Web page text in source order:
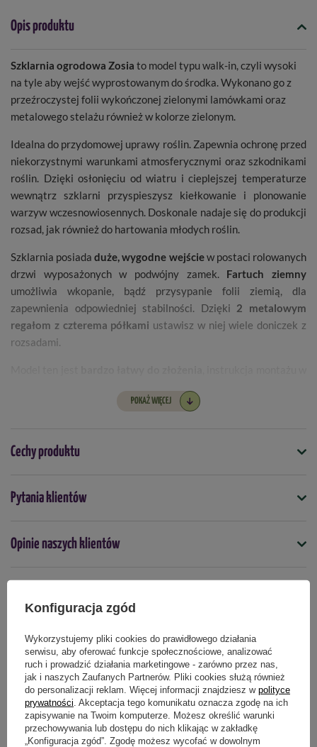
Opis produktu
Szklarnia ogrodowa Zosia to model typu walk-in, czyli wysoki
na tyle aby wejść wyprostowanym do środka. Wykonano go z
przeźroczystej folii wykończonej zielonymi lamówkami oraz
metalowego stelażu również w kolorze zielonym.
Idealna do przydomowej uprawy roślin. Zapewnia ochronę przed
niekorzystnymi warunkami atmosferycznymi oraz szkodnikami
roślin. Dzięki osłonięciu od wiatru i cieplejszej temperaturze
wewnątrz szklarni przyspieszysz kiełkowanie i plonowanie
warzyw wczesnowiosennych. Doskonale nadaje się do produkcji
rozsad, jak również do hartowania młodych roślin.
Szklarnia posiadaduże, wygodne wejściew postaci rolowanych
drzwi wyposażonych w podwójny zamek. Fartuch ziemny
umożliwia wkopanie, bądź przysypanie folii ziemią, dla
zapewnienia odpowiedniej stabilności. Dzięki 2 metalowym
regałom z czterema półkami ustawisz w niej wiele doniczek z
rozsadami.
Materiał:
złączki polipropylen (PP)
Szerokość: 143 cm
Powierzchnia: 1,04 m
POKAŻ WIĘCEJ
Cechy produktu
Symbol
5907774338436
Pytania klientów
Opinie naszych klientów
Produkty powiązane
Konfiguracja zgód
Wykorzystujemy pliki cookies do prawidłowego działania
serwisu, aby oferować funkcje społecznościowe, analizować
ruch i prowadzić działania marketingowe - zarówno przez nas,
jak i naszych Zaufanych Partnerów. Pliki cookies służą również
do personalizacji reklam. Więcej informacji znajdziesz w polityce
prywatności . Akceptacja tego komunikatu oznacza zgodę na ich
zapisywanie na Twoim komputerze. Możesz określić warunki
przechowywania lub dostępu do nich klikając w zakładkę
„Konfiguracja zgód”. Zgodę możesz wycofać w dowolnym